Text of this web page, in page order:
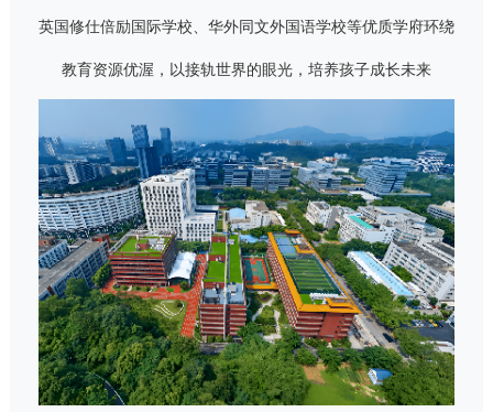
英国修仕倍励国际学校、华外同文外国语学校等优质学府环绕
教育资源优渥，以接轨世界的眼光，培养孩子成长未来